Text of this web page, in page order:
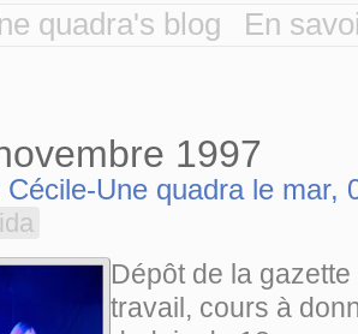
quadra's blog En
1997
Une quadra le mar,
Dépôt de la
travail, cours à